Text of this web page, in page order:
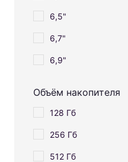
6,5"
6,7"
6,9"
Объём накопителя
128 Гб
256 Гб
512 Гб